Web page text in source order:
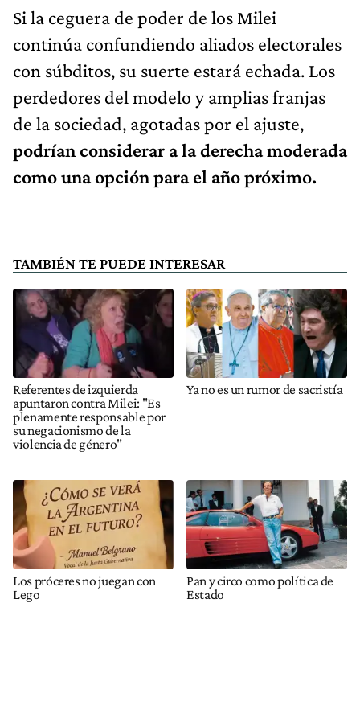
Si la ceguera de poder de los Milei
continúa confundiendo aliados electorales
con súbditos, su suerte estará echada. Los
perdedores del modelo y amplias franjas
de la sociedad, agotadas por el ajuste,
podrían considerar a la derecha moderada
como una opción para el año próximo.
TAMBIÉN TE PUEDE INTERESAR
Referentes de izquierda
apuntaron contra Milei: "Es
plenamente responsable por
su negacionismo de la
violencia de género"
Ya no es un rumor de sacristía
Los próceres no juegan con
Lego
Pan y circo como política de
Estado